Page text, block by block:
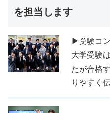
を担当します
▶受験コ
大学受験
たが合格
りやすく